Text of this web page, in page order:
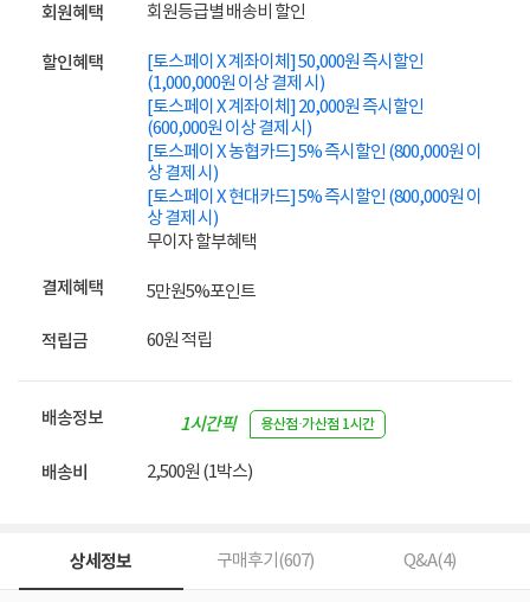
회원혜택 회원등급별 배송비 할인
할인혜택
[토스페이 X 계좌이체] 50,000원 즉시할인
(1,000,000원 이상 결제 시)
[토스페이 X 계좌이체] 20,000원 즉시할인
(600,000원 이상 결제 시)
[토스페이 X 농협카드] 5% 즉시할인 (800,000원 이
상 결제 시)
[토스페이 X 현대카드] 5% 즉시할인 (800,000원 이
상 결제 시)
무이자 할부혜택
결제혜택 5만원5%포인트
적립금 60원 적립
배송정보
1시간픽
용산점·가산점 1시간
배송비 2,500원 (1박스)
상세정보 구매후기(607) Q&A(4)